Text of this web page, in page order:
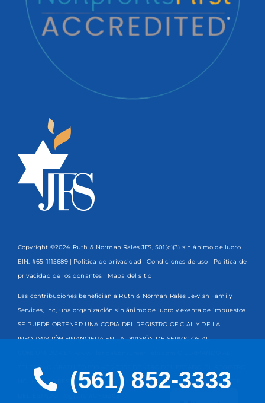
Copyright ©2024 Ruth & Norman Rales JFS, 501(c)(3) sin ánimo de lucro
EIN: #65-1115689 | Política de privacidad |Condiciones de uso | Política de
privacidad de los donantes | Mapa del sitio
Las contribuciones benefician a Ruth & Norman Rales Jewish Family
Services, Inc, una organización sin ánimo de lucro y exenta de impuestos.
SE PUEDE OBTENER UNA COPIA DEL REGISTRO OFICIAL Y DE LA
INFORMACIÓN FINANCIERA EN LA DIVISIÓN DE SERVICIOS AL
TELÉFONO GRATUITO
NO IMPLICA RESPALDO, APROBACIÓN O RECOMENDACIÓN POR PARTE
DEL ESTADO. Registro #CH13203
English
(561) 852-3333